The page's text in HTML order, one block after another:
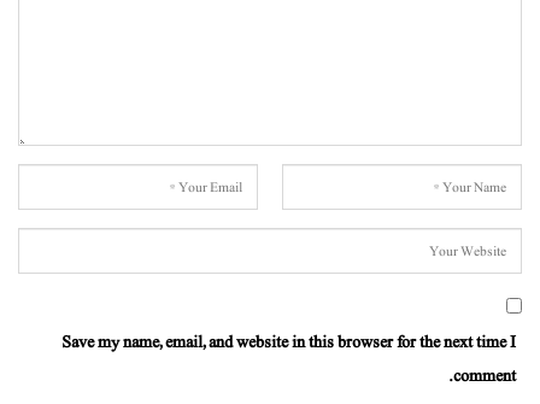
Save my name, email, and website in this browser for the next time I
comment.